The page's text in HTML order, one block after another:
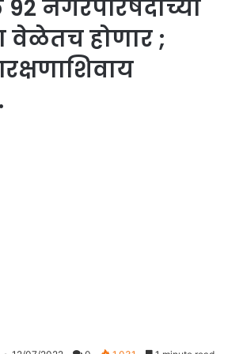
92 नगरपरिषदांच्या
वेळेतच होणार ;